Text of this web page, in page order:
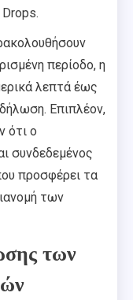
περίοδο, η
λεπτά έως
Επιπλέον,
ότι ο
συνδεδεμένος
προσφέρει τα
των
των